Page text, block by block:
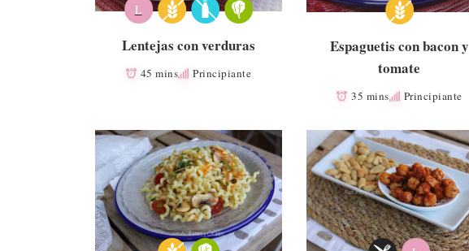
L
Lentejas con verduras
45 mins Principiante
Espaguetis con bacon y
tomate
35 mins Principiante